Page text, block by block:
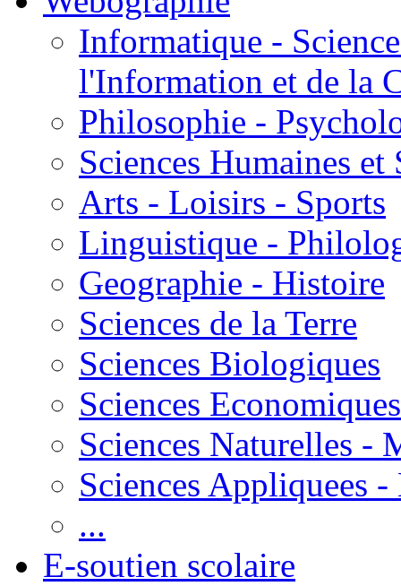
Informatique -
l'Information et de la
Philosophie -
Sciences Humaines et
Arts - Loisirs - Sports
Linguistique -
Geographie - Histoire
Sciences de la Terre
Sciences Biologiques
Sciences Economiques
Sciences Naturelles -
Sciences Appliquees
...
E-soutien scolaire